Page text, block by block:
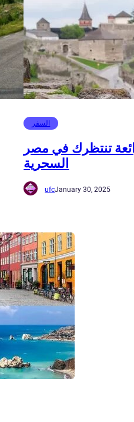
السفر
تنتظرك في مصر
السحرية
ufcJanuary 30, 2025